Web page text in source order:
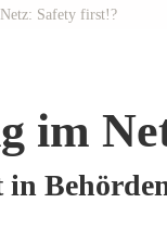
Safety first!?
im